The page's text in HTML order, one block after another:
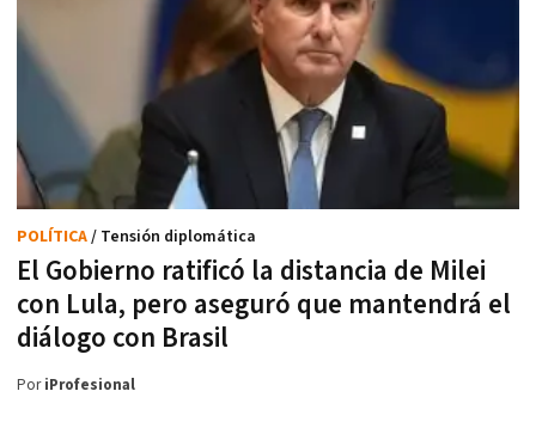
El Gobierno ratificó la distancia de Milei
con Lula, pero aseguró que mantendrá el
diálogo con Brasil
POLÍTICA/ Tensión diplomática
PoriProfesional